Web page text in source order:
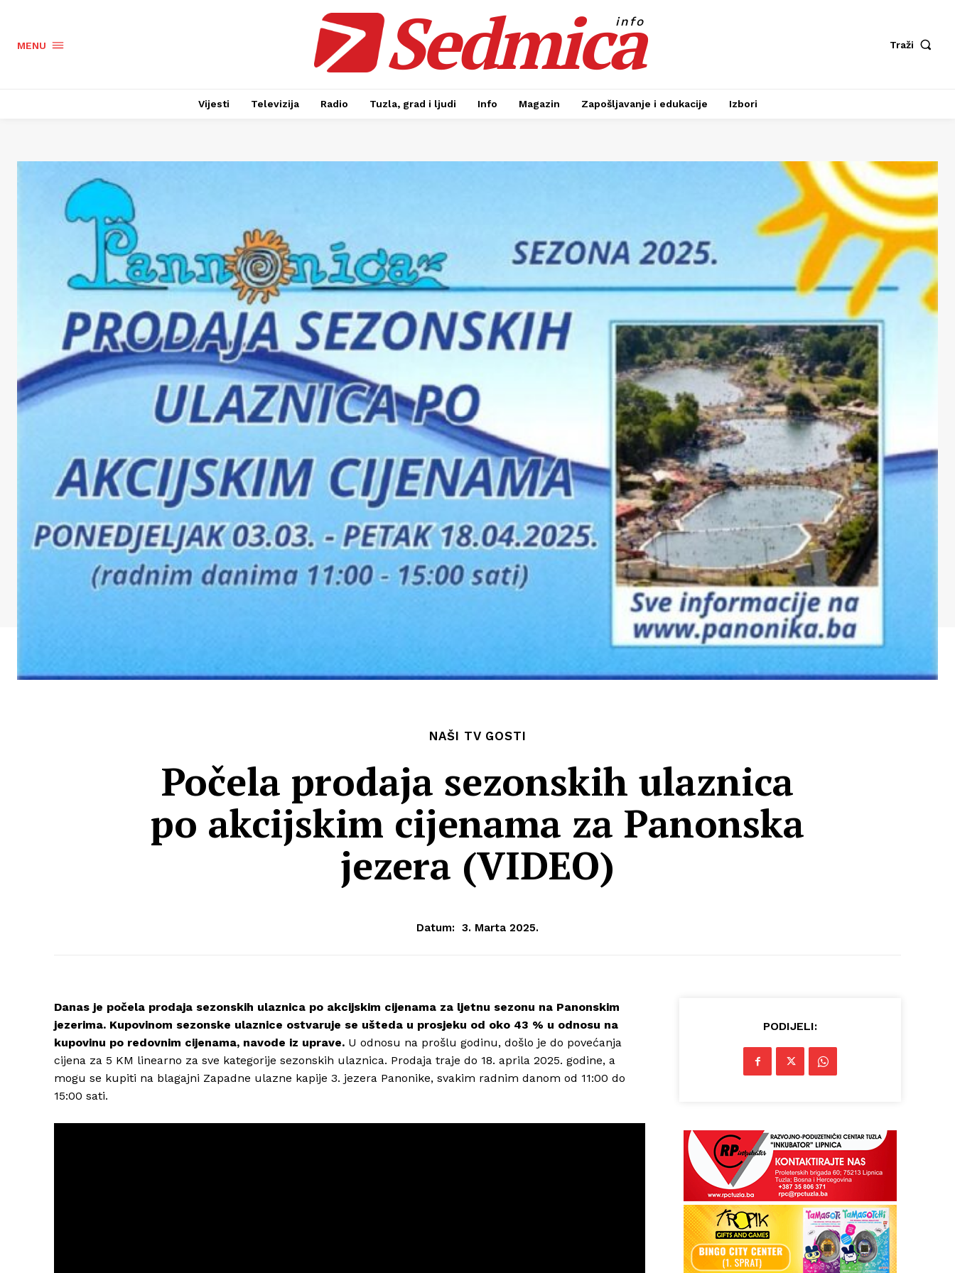
MENU Sedmica
info
Traži
Vijesti Televizija Radio Tuzla, grad i ljudi Info Magazin Zapošljavanje i edukacije Izbori
NAŠI TV GOSTI
Počela prodaja sezonskih ulaznica
po akcijskim cijenama za Panonska
jezera (VIDEO)
Datum: 3. Marta 2025.
Danas je počela prodaja sezonskih ulaznica po akcijskim cijenama za ljetnu sezonu na Panonskim
jezerima. Kupovinom sezonske ulaznice ostvaruje se ušteda u prosjeku od oko 43 % u odnosu na
kupovinu po redovnim cijenama, navode iz uprave. U odnosu na prošlu godinu, došlo je do povećanja
cijena za 5 KM linearno za sve kategorije sezonskih ulaznica. Prodaja traje do 18. aprila 2025. godine, a
mogu se kupiti na blagajni Zapadne ulazne kapije 3. jezera Panonike, svakim radnim danom od 11:00 do
15:00 sati.
PODIJELI: